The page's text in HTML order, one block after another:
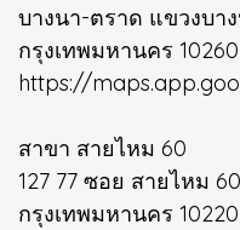
บางนา-ตราด แขวงบา
กรุงเทพมหานคร 10260
https://
สาขา สายไหม 60
127 77 ซอย สายไหม
กรุงเทพมหานคร 10220